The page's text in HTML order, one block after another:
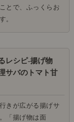
とで、ふっくらお
。
レシピ-揚げ物
サバのトマト甘
きが広がる揚げサ
「揚げ物は面